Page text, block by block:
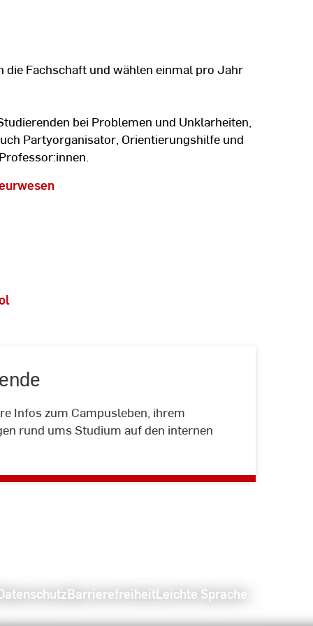
die Fachschaft und wählen einmal pro Jahr
bei Problemen und Unklarheiten,
Partyorganisator, Orientierungshilfe und
Infos zum Campusleben, ihrem
rund ums Studium auf den internen
Interne
Seiten
Studierende
BarrierefreiheitLeichte Sprache